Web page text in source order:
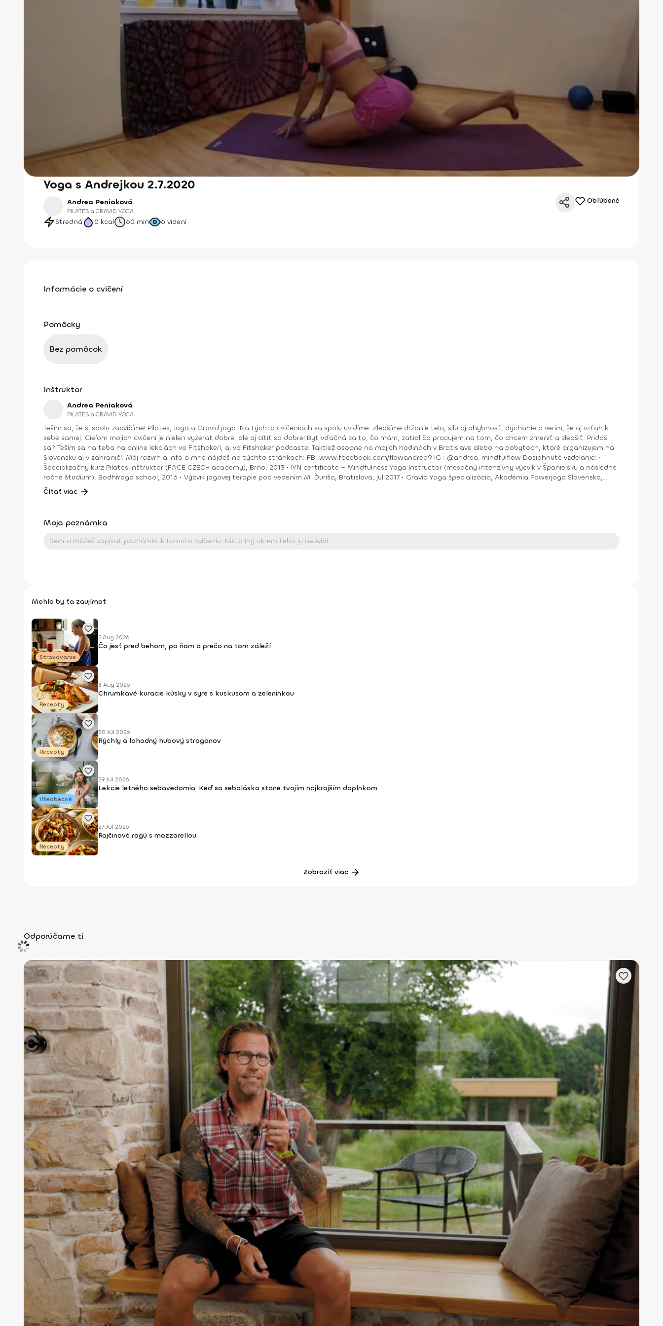
Yoga s Andrejkou 2.7.2020
Andrea Peniaková
PILATES a GRAVID YOGA
Stredná 0 kcal 60 min 6 videní
Obľúbené
Informácie o cvičení
Pomôcky
Bez pomôcok
Inštruktor
Andrea Peniaková
PILATES a GRAVID YOGA
Teším sa, že si spolu zacvičíme! Pilates, Joga a Gravid joga. Na týchto cvičeniach sa spolu uvidíme. Zlepšíme držanie tela, silu aj ohybnosť, dýchanie a verím, že aj vzťah k
sebe samej. Cieľom mojich cvičení je nielen vyzerať dobre, ale aj cítiť sa dobre! Byť vďačná za to, čo mám, zatiaľ čo pracujem na tom, čo chcem zmeniť a zlepšiť. Pridáš
sa? Teším sa na teba na online lekciách vo Fitshakeri, aj vo Fitshaker podcaste! Taktiež osobne na mojich hodinách v Bratislave alebo na pobytoch, ktoré organizujem na
Slovensku aj v zahraničí. Môj rozvrh a info o mne nájdeš na týchto stránkach: FB: www.facebook.com/flowandrea9 IG : @andrea_mindfulflow Dosiahnuté vzdelanie: •
Špecializačný kurz Pilates inštruktor (FACE CZECH academy), Brno, 2013 • IYN certificate – Mindfulness Yoga Instructor (mesačný intenzívny výcvik v Španielsku a následné
ročné štúdium), BodhiYoga school, 2016 • Výcvik jogovej terapie pod vedením M. Ďuriša, Bratislava, júl 2017 • Gravid Yoga špecializácia, Akadémia Powerjoga Slovensko,
Čítať viac
Moja poznámka
Mohlo by ťa zaujímať
Stravovanie
5 Aug 2026
Čo jesť pred behom, po ňom a prečo na tom záleží
Recepty
3 Aug 2026
Chrumkavé kuracie kúsky v syre s kuskusom a zeleninkou
Recepty
30 Júl 2026
Rýchly a lahodný hubový stroganov
Všeobecné
29 Júl 2026
Lekcie letného sebavedomia: Keď sa sebaláska stane tvojím najkrajším doplnkom
Recepty
27 Júl 2026
Rajčinové ragú s mozzarellou
Zobraziť viac
Odporúčame ti